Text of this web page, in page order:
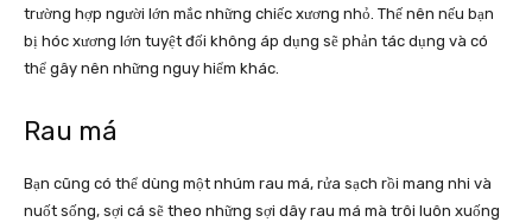
trường hợp người lớn mắc những chiếc xương nhỏ. Thế nên nếu bạn
bị hóc xương lớn tuyệt đối không áp dụng sẽ phản tác dụng và có
thể gây nên những nguy hiểm khác.
Rau má
Bạn cũng có thể dùng một nhúm rau má, rửa sạch rồi mang nhi và
nuốt sống, sợi cá sẽ theo những sợi dây rau má mà trôi luôn xuống